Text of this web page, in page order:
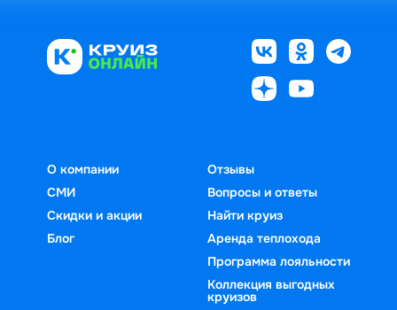
О компании
СМИ
Скидки и акции
Блог
Отзывы
Вопросы и ответы
Найти круиз
Аренда теплохода
Программа лояльности
Коллекция выгодных
круизов